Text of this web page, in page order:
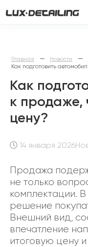
Главная — Новости —
Как подготовить
Как
к продаже,
цену?
14 января 2026
Продажа
не только
комплектации.
решение
Внешний вид,
впечатление
итоговую цену